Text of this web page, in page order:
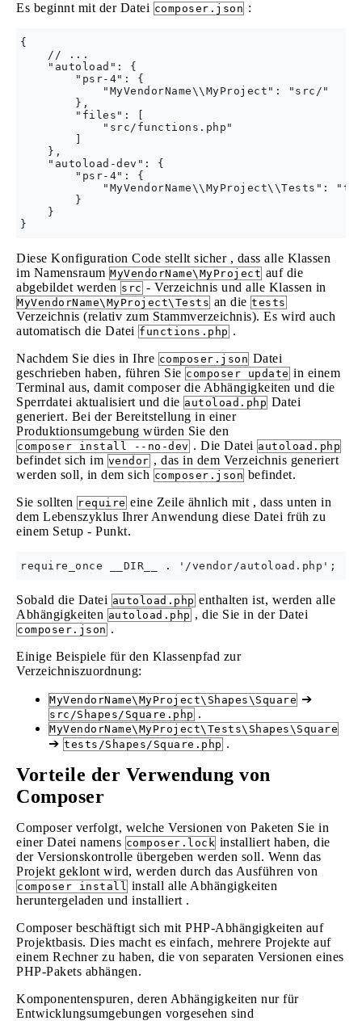
Es beginnt mit der Datei composer.json :
{
    // ...
    "autoload": {
        "psr-4": {
            "MyVendorName\\MyProject": "src/"
        },
        "files": [
            "src/functions.php"
    },
    "autoload-dev": {
        "psr-4": {
"MyVendorName\\MyProject\\Tests":
        }
    }
Diese Konfiguration Code stellt sicher , dass alle Klassen
im Namensraum MyVendorName\MyProject auf die
abgebildet werden src - Verzeichnis und alle Klassen in
MyVendorName\MyProject\Tests an die tests
Verzeichnis (relativ zum Stammverzeichnis). Es wird auch
automatisch die Datei functions.php .
Nachdem Sie dies in Ihre composer.json Datei
geschrieben haben, führen Sie composer update in einem
Terminal aus, damit composer die Abhängigkeiten und die
Sperrdatei aktualisiert und die autoload.php Datei
generiert. Bei der Bereitstellung in einer
Produktionsumgebung würden Sie den
composer install --no-dev . Die Datei autoload.php
befindet sich im vendor , das in dem Verzeichnis generiert
werden soll, in dem sich composer.json befindet.
Sie sollten require eine Zeile ähnlich mit , dass unten in
dem Lebenszyklus Ihrer Anwendung diese Datei früh zu
einem Setup - Punkt.
Sobald die Datei autoload.php enthalten ist, werden alle
Abhängigkeiten autoload.php , die Sie in der Datei
composer.json .
Einige Beispiele für den Klassenpfad zur
Verzeichniszuordnung:
MyVendorName\MyProject\Shapes\Square ➔
src/Shapes/Square.php .
MyVendorName\MyProject\Tests\Shapes\Square
➔ tests/Shapes/Square.php .
Vorteile der Verwendung von
Composer
Composer verfolgt, welche Versionen von Paketen Sie in
einer Datei namens composer.lock installiert haben, die
der Versionskontrolle übergeben werden soll. Wenn das
Projekt geklont wird, werden durch das Ausführen von
composer install install alle Abhängigkeiten
heruntergeladen und installiert .
Composer beschäftigt sich mit PHP-Abhängigkeiten auf
Projektbasis. Dies macht es einfach, mehrere Projekte auf
einem Rechner zu haben, die von separaten Versionen eines
PHP-Pakets abhängen.
Komponentenspuren, deren Abhängigkeiten nur für
Entwicklungsumgebungen vorgesehen sind